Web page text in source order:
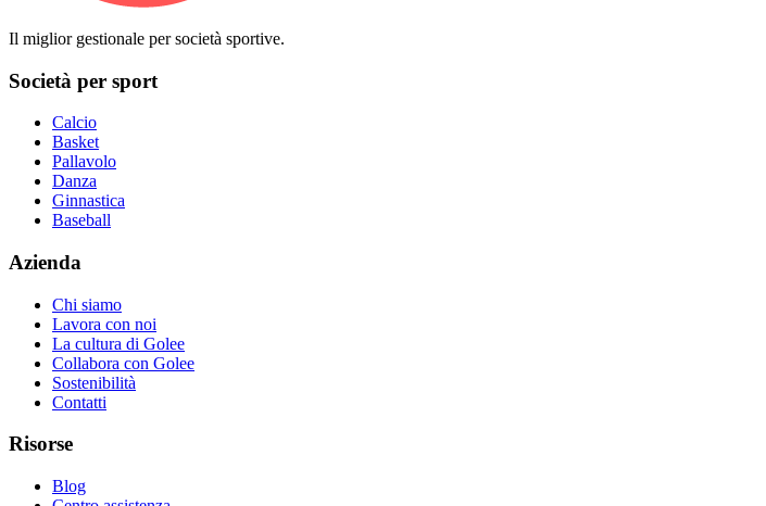
Il miglior gestionale per società sportive.
Società per sport
Calcio
Basket
Pallavolo
Danza
Ginnastica
Baseball
Azienda
Chi siamo
Lavora con noi
La cultura di Golee
Collabora con Golee
Sostenibilità
Contatti
Risorse
Blog